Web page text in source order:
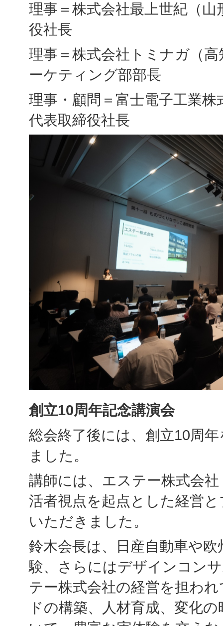
理事＝株式会社最上世紀（
役社長
理事＝株式会社トミナガ（
ーケティング部部長
理事・顧問＝富士電子工業
代表取締役社長
創立10周年記念講演会
総会終了後には、創立10周
ました。
講師には、エステー株式会
活者視点を起点とした経営
いただきました。
鈴木会長は、日産自動車や
験、さらにはデザインコン
テー株式会社の経営を担わ
ドの構築、人材育成、変化